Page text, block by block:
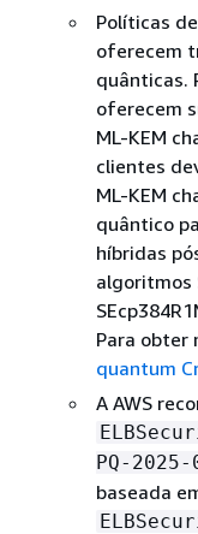
Políticas
oferecem
quânticas.
oferecem
ML-KEM
clientes
ML-KEM
quântico
híbridas
algoritmos
Para obter
quantum
A AWS
PQ-2025-
baseada